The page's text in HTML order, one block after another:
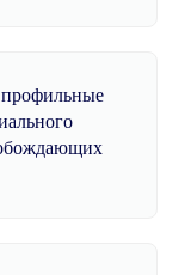
профильные